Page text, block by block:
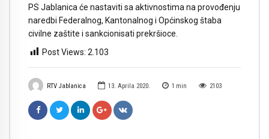
RTV Jablanica 13. Aprila 2020. 1 min 2103
PS Jablanica će nastaviti sa aktivnostima na provođenju
naredbi Federalnog, Kantonalnog i Općinskog štaba
civilne zaštite i sankcionisati prekršioce.
Post Views: 2.103